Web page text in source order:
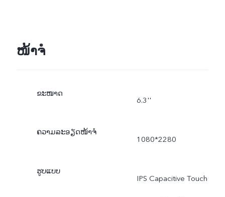
ໜ້າຈໍ
ຂະໜາດ
6.3''
ຄວາມລະອຽດໜ້າຈໍ
1080*2280
ຮູບແບບ
IPS Capacitive Touch